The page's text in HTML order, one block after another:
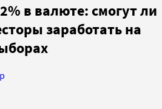
в валюте: смогут ли
заработать на